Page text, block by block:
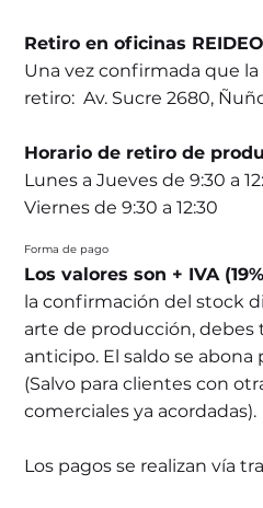
Retiro en oficinas
Una vez confirmada que
retiro: Av. Sucre 2680,
Horario de retiro de
Lunes a Jueves de 9:30 a
Viernes de 9:30 a 12:30
Forma de pago
Los valores son + IVA
la confirmación del stock
arte de producción, debes
anticipo. El saldo se abona
(Salvo para clientes con
comerciales ya acordadas).
Los pagos se realizan vía